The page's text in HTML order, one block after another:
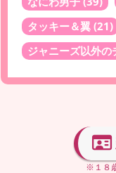
タッキー＆翼 (21)
ジャニーズ以外の
※１８